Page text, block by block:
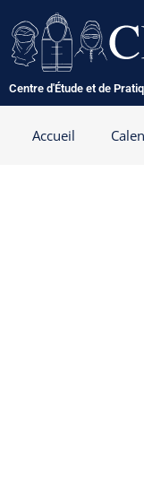
au
contenu
Centre d'Étude et de
Accueil